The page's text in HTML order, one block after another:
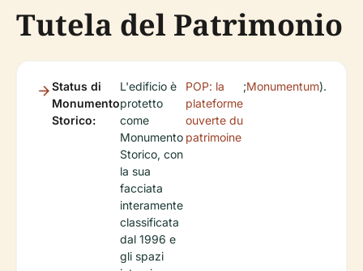
Tutela del Patrimonio
Status di
Monumento
Storico:
L'edificio è
protetto
come
Monumento
Storico, con
la sua
facciata
interamente
classificata
dal 1996 e
gli spazi
POP: la
plateforme
ouverte du
patrimoine
;Monumentum).